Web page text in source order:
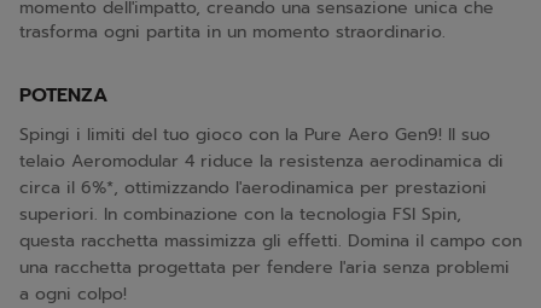
momento dell'impatto, creando una sensazione unica che
trasforma ogni partita in un momento straordinario.
POTENZA
Spingi i limiti del tuo gioco con la Pure Aero Gen9! Il suo
telaio Aeromodular 4 riduce la resistenza aerodinamica di
circa il 6%*, ottimizzando l'aerodinamica per prestazioni
superiori. In combinazione con la tecnologia FSI Spin,
questa racchetta massimizza gli effetti. Domina il campo con
una racchetta progettata per fendere l'aria senza problemi
a ogni colpo!